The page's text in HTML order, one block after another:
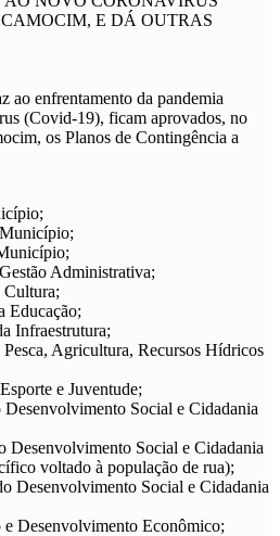
E DÁ OUTRAS
ao enfrentamento da pandemia
(Covid-19), ficam aprovados, no
os Planos de Contingência a
Administrativa;
Educação;
Infraestrutura;
Agricultura, Recursos Hídricos
e Juventude;
Social e Cidadania
Desenvolvimento Social e Cidadania
voltado à população de rua);
Desenvolvimento Social e Cidadania
Desenvolvimento Econômico;